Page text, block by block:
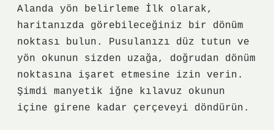
Alanda yön belirleme İlk olarak,
haritanızda görebileceğiniz bir dönüm
noktası bulun. Pusulanızı düz tutun ve
yön okunun sizden uzağa, doğrudan dönüm
noktasına işaret etmesine izin verin.
Şimdi manyetik iğne kılavuz okunun
içine girene kadar çerçeveyi döndürün.